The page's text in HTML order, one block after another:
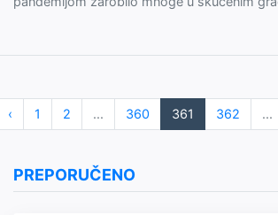
‹ 1 2 ... 360 361 362 ...
PREPORUČENO